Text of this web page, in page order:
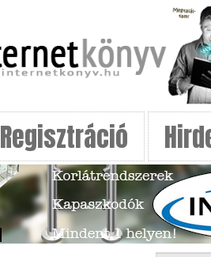
Regisztráció